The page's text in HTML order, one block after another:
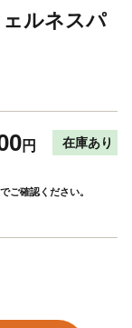
ルネスパ
円 在庫あり
でご確認ください。